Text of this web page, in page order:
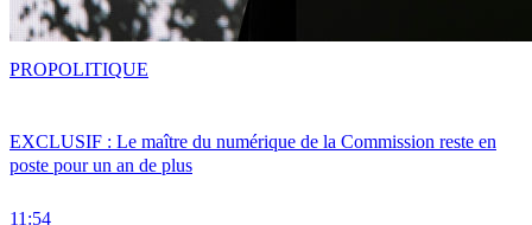
EXCLUSIF : Le maître du numérique de la Commission reste en
poste pour un an de plus
11:54
PROPOLITIQUE